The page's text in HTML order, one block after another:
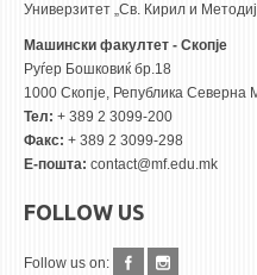
Универзитет „Св. Кирил и
Машински факултет - Скопје
Руѓер Бошковиќ бр.18
1000 Скопје, Република Северна
Тел: + 389 2 3099-200
Факс: + 389 2 3099-298
Е-пошта: contact@mf.edu.mk
FOLLOW US
Follow us on: